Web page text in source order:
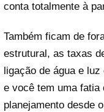
conta totalmente à
Também ficam de
estrutural, as taxas
ligação de água e
e você tem uma fatia
planejamento desde